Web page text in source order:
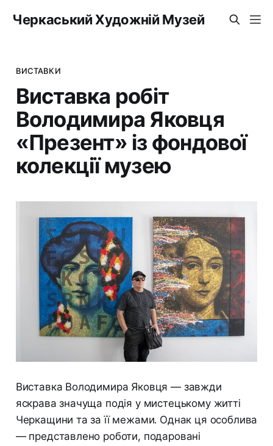
Черкаський Художній Музей
ВИСТАВКИ
Виставка робіт
Володимира Яковця
«Презент» із фондової
колекції музею
Виставка Володимира Яковця — завжди
яскрава значуща подія у мистецькому житті
Черкащини та за її межами. Однак ця особлива
— представлено роботи, подаровані